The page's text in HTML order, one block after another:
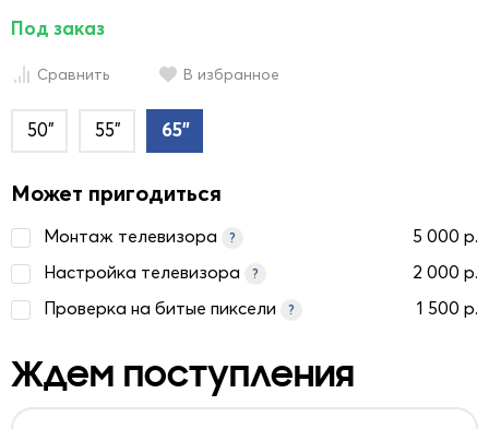
Под заказ
Сравнить В избранное
50" 55" 65"
Может пригодиться
Монтаж телевизора ?
5 000 р.
Настройка телевизора
?
2 000 р.
Проверка на битые пиксели
? 1 500 р.
Ждем поступления